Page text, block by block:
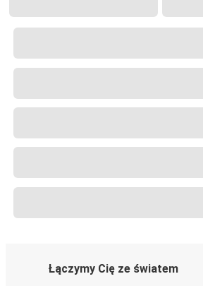
Łączymy Cię ze światem